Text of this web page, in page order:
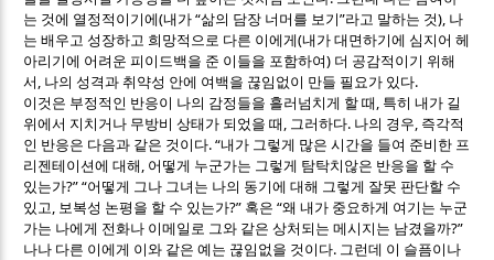
는 것에 열정적이기에(내가“삶의 담장 너머를 보기”라고 말하는 것), 나
는 배우고 성장하고 희망적으로 다른 이에게(내가 대면하기에 심지어 헤
아리기에 어려운 피이드백을 준 이들을 포함하여) 더 공감적이기 위해
서 , 나의 성격과 취약성 안에 여백을 끊임없이 만들 필요가 있다.
이것은 부정적인 반응이 나의 감정들을 흘러넘치게 할 때 , 특히 내가 길
위에서 지치거나 무방비 상태가 되었을 때 , 그러하다. 나의 경우, 즉각적
인 반응은 다음과 같은 것이다. “내가 그렇게 많은 시간을 들여 준비한 프
리젠테이션에 대해 , 어떻게 누군가는 그렇게 탐탁치않은 반응을 할 수
있는가?” “어떻게 그나 그녀는 나의 동기에 대해 그렇게 잘못 판단할 수
있고 , 보복성 논평을 할 수 있는가?” 혹은“왜 내가 중요하게 여기는 누군
가는 나에게 전화나 이메일로 그와 같은 상처되는 메시지는 남겼을까?”
나나 다른 이에게 이와 같은 예는 끊임없을 것이다. 그런데 이 슬픔이나